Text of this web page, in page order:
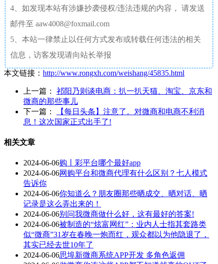
4、如发现本站有涉嫌抄袭侵权/违法违规的内容， 请发送
邮件至 aaw4008@foxmail.com
5、本站一律禁止以任何方式发布或转载任何违法的相关
信息，访客发现请向站长举报
本文链接： http://www.rongxh.com/weishang/45835.html
上一篇： 祁阳乃则谈电商：扒一扒天猫、淘宝、京东和
微商的那些事儿
下一篇：
【每日头条】注意了。对微商和电商不利消
息！这次国家正式出手了!
相关文章
2024-06-06购丨彩平台哪个最好app
2024-06-06网购平台和微商代理有什么区别？七人模式
告诉你
2024-06-06你知道么？朋友圈那些晒成交、晒对话、晒
记录是这么弄出来的！
2024-06-06别问我微商做什么好，这有最好的答案!
2024-06-06被制造的“炫富网红”：业内人士指其套路类
似“微商”31岁在春晚一炮而红，观众都以为他隐退了，
其实已经去世10年了
2024-06-06思埠新微商系统APP开发 多角色返佣